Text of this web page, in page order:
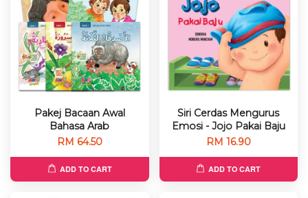
Pakej Bacaan Awal
Bahasa Arab
RM 64.50
ADD TO CART
Siri Cerdas Mengurus
Emosi - Jojo Pakai Baju
RM 16.90
ADD TO CART